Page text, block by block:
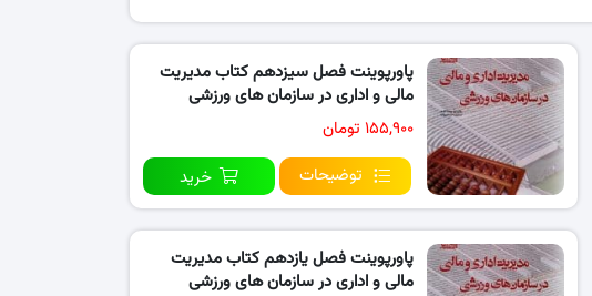
پاورپوینت فصل سیزدهم کتاب مدیریت
مالی و اداری در سازمان های ورزشی
۱۵۵,۹۰۰ تومان
توضیحات
خرید
پاورپوینت فصل یازدهم کتاب مدیریت
مالی و اداری در سازمان های ورزشی